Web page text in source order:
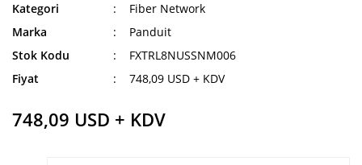
Kategori
Fiber Network
Marka
Panduit
Stok Kodu
FXTRL8NUSSNM006
Fiyat
748,09 USD + KDV
748,09 USD + KDV